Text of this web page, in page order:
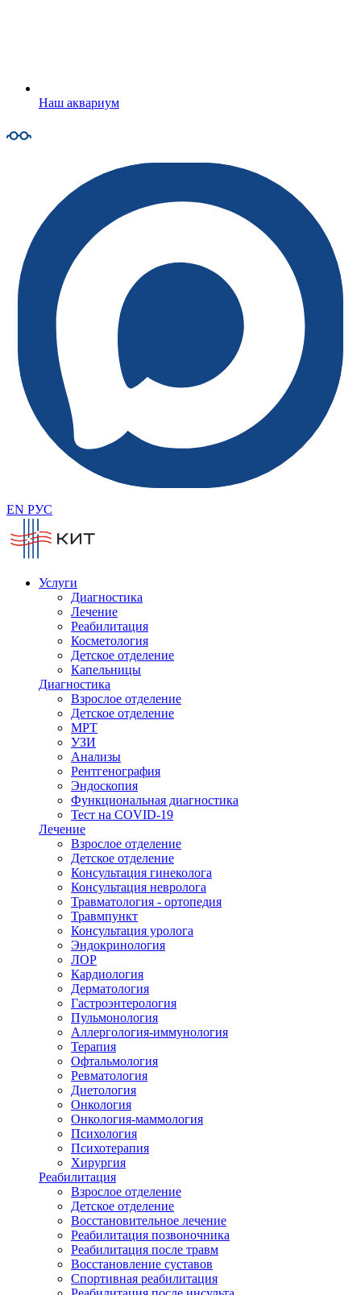
Наш аквариум
EN РУС
Услуги
Диагностика
Лечение
Реабилитация
Косметология
Детское отделение
Капельницы
Диагностика
Взрослое отделение
Детское отделение
МРТ
УЗИ
Анализы
Рентгенография
Эндоскопия
Функциональная диагностика
Тест на COVID-19
Лечение
Взрослое отделение
Детское отделение
Консультация гинеколога
Консультация невролога
Травматология - ортопедия
Травмпункт
Консультация уролога
Эндокринология
ЛОР
Кардиология
Дерматология
Гастроэнтерология
Пульмонология
Аллергология-иммунология
Терапия
Офтальмология
Ревматология
Диетология
Онкология
Онкология-маммология
Психология
Психотерапия
Хирургия
Реабилитация
Взрослое отделение
Детское отделение
Восстановительное лечение
Реабилитация позвоночника
Реабилитация после травм
Восстановление суставов
Спортивная реабилитация